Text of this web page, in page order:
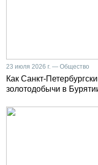
23 июля 2026 г. — Общество
Как Санкт-
золотодобычи в